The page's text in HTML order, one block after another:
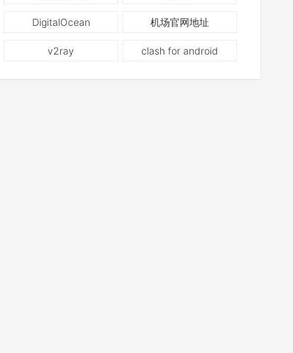
DigitalOcean 机场官网地址
v2ray clash for android